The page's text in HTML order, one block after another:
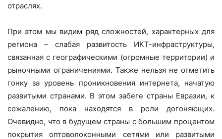
отраслях.
При этом мы видим ряд сложностей, характерных для
региона – слабая развитость ИКТ-инфраструктуры,
связанная с географическими (огромные территории) и
рыночными ограничениями. Также нельзя не отметить
гонку за уровень проникновения интернета, начатую
развитыми странами. В этом забеге страны Евразии, к
сожалению, пока находятся в роли догоняющих.
Очевидно, что в будущем страны с большим процентом
покрытия оптоволоконными сетями или развитыми